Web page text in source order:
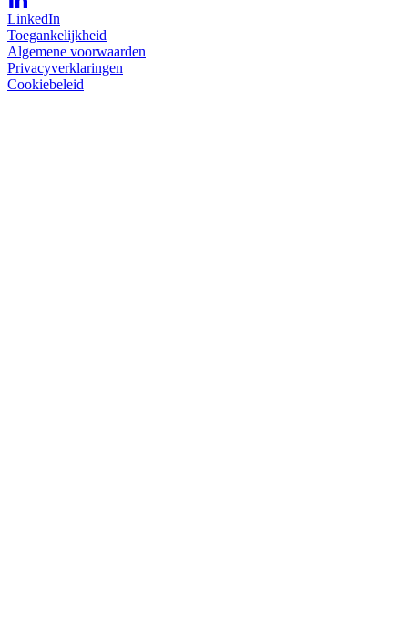
LinkedIn
Toegankelijkheid
Algemene voorwaarden
Privacyverklaringen
Cookiebeleid